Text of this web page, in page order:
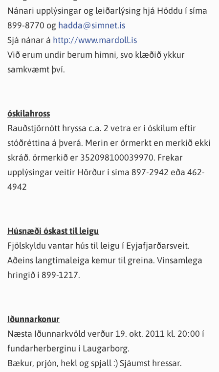
Nánari upplýsingar og leiðarlýsing hjá Höddu í síma
899-8770 og hadda@simnet.is
Sjá nánar á http://www.mardoll.is
Við erum undir berum himni, svo klæðið ykkur
samkvæmt því.
óskilahross
Rauðstjörnótt hryssa c.a. 2 vetra er í óskilum eftir
stóðréttina á þverá. Merin er örmerkt en merkið ekki
skráð. örmerkið er 352098100039970. Frekar
upplýsingar veitir Hörður í síma 897-2942 eða 462-
4942
Húsnæði óskast til leigu
Fjölskyldu vantar hús til leigu í Eyjafjarðarsveit.
Aðeins langtímaleiga kemur til greina. Vinsamlega
hringið í 899-1217.
Iðunnarkonur
Næsta Iðunnarkvöld verður 19. okt. 2011 kl. 20:00 í
fundarherberginu í Laugarborg.
Bækur, prjón, hekl og spjall :) Sjáumst hressar.